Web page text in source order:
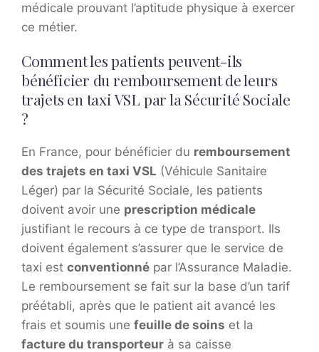
médicale prouvant l’aptitude physique à exercer
ce métier.
Comment les patients peuvent-ils
bénéficier du remboursement de leurs
trajets en taxi VSL par la Sécurité Sociale
?
En France, pour bénéficier du remboursement
des trajets en taxi VSL (Véhicule Sanitaire
Léger) par la Sécurité Sociale, les patients
doivent avoir une prescription médicale
justifiant le recours à ce type de transport. Ils
doivent également s’assurer que le service de
taxi est conventionné par l’Assurance Maladie.
Le remboursement se fait sur la base d’un tarif
préétabli, après que le patient ait avancé les
frais et soumis une feuille de soins et la
facture du transporteur à sa caisse